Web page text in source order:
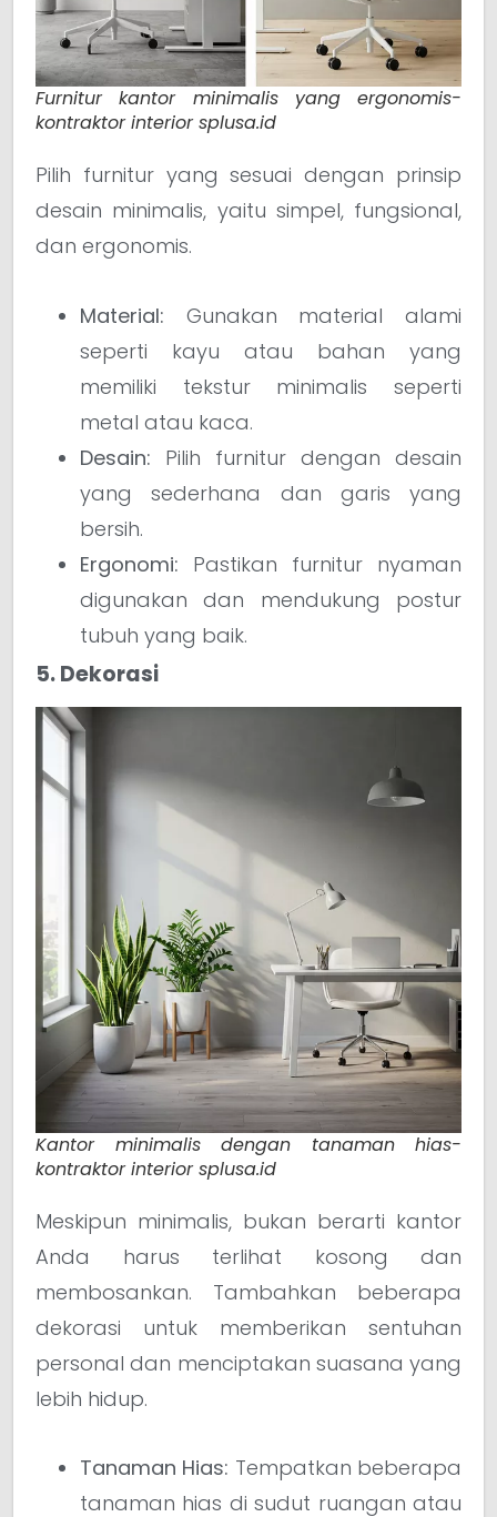
Furnitur kantor minimalis yang ergonomis-
kontraktor interior splusa.id
Pilih furnitur yang sesuai dengan prinsip
desain minimalis, yaitu simpel, fungsional,
dan ergonomis.
Material: Gunakan material alami
seperti kayu atau bahan yang
memiliki tekstur minimalis seperti
metal atau kaca.
Desain: Pilih furnitur dengan desain
yang sederhana dan garis yang
bersih.
Ergonomi: Pastikan furnitur nyaman
digunakan dan mendukung postur
tubuh yang baik.
5. Dekorasi
Kantor minimalis dengan tanaman hias-
kontraktor interior splusa.id
Meskipun minimalis, bukan berarti kantor
Anda harus terlihat kosong dan
membosankan. Tambahkan beberapa
dekorasi untuk memberikan sentuhan
personal dan menciptakan suasana yang
lebih hidup.
Tanaman Hias: Tempatkan beberapa
tanaman hias di sudut ruangan atau